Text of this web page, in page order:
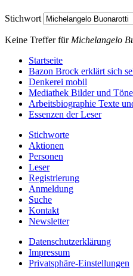
Stichwort
Keine Treffer für Michelangelo
Startseite
Bazon Brock erklärt sich
Denkerei mobil
Mediathek Bilder und Töne
Arbeitsbiographie Texte
Essenzen der Leser
Stichworte
Aktionen
Personen
Leser
Registrierung
Anmeldung
Suche
Kontakt
Newsletter
Datenschutzerklärung
Impressum
Privatsphäre-Einstellungen